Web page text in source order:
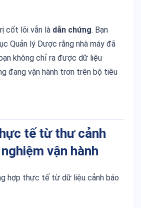
cốt lõi vẫn là dẫn chứng. Bạn
Quản lý Dược rằng nhà máy đã
không chỉ ra được dữ liệu
đang vận hành trơn trên bộ tiêu
tế từ thư cảnh
vận hành
hợp thực tế từ dữ liệu cảnh báo